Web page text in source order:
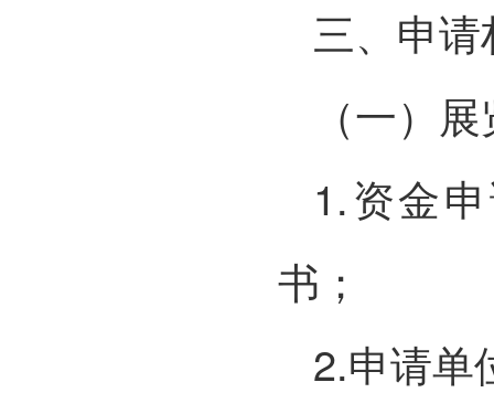
三、申
（一）
1.资金
书；
2.申请单